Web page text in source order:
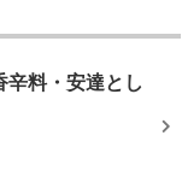
辛料・安達とし